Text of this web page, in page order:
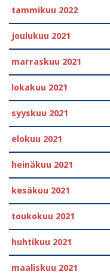
tammikuu 2022
joulukuu 2021
marraskuu 2021
lokakuu 2021
syyskuu 2021
elokuu 2021
heinäkuu 2021
kesäkuu 2021
toukokuu 2021
huhtikuu 2021
maaliskuu 2021